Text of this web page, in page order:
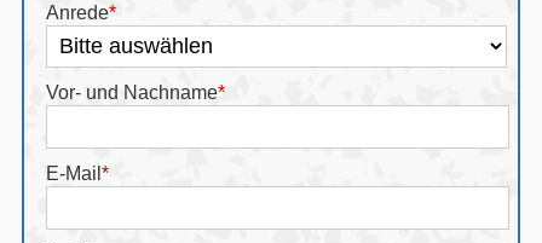
Anrede*
Vor- und Nachname*
E-Mail *